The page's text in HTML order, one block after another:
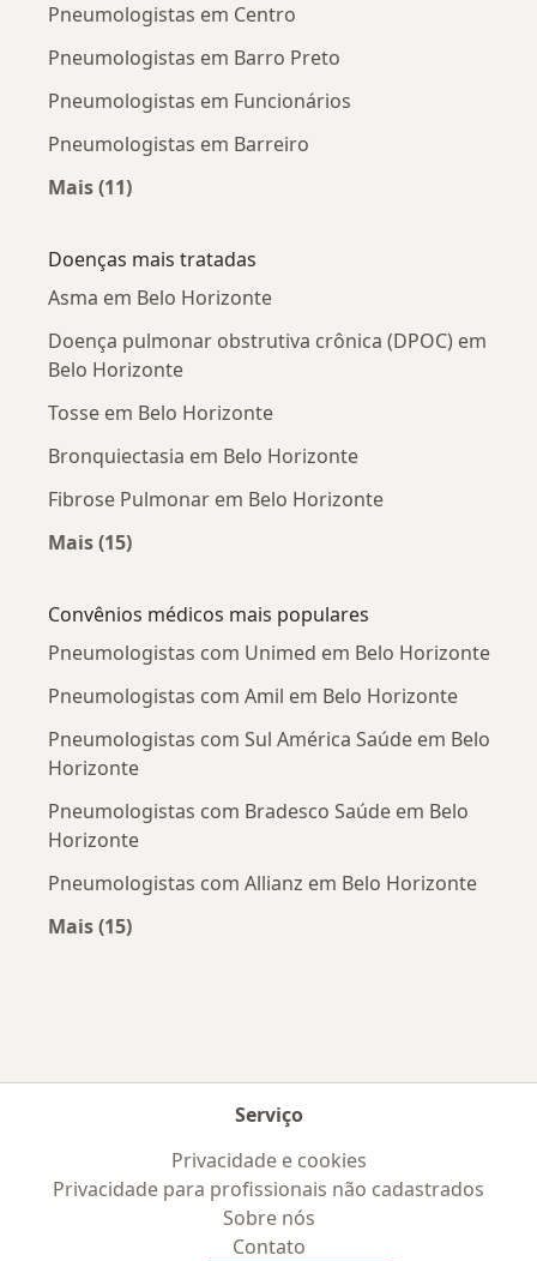
Pneumologistas em Centro
Pneumologistas em Barro Preto
Pneumologistas em Funcionários
Pneumologistas em Barreiro
Mais (11)
Doenças mais tratadas
Asma em Belo Horizonte
Doença pulmonar obstrutiva crônica (DPOC) em
Belo Horizonte
Tosse em Belo Horizonte
Bronquiectasia em Belo Horizonte
Fibrose Pulmonar em Belo Horizonte
Mais (15)
Convênios médicos mais populares
Pneumologistas com Unimed em Belo Horizonte
Pneumologistas com Amil em Belo Horizonte
Pneumologistas com Sul América Saúde em Belo
Horizonte
Pneumologistas com Bradesco Saúde em Belo
Horizonte
Pneumologistas com Allianz em Belo Horizonte
Mais (15)
Serviço
Privacidade e cookies
Privacidade para profissionais não cadastrados
Sobre nós
Contato